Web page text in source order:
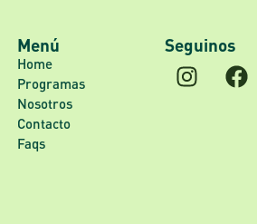
Menú
Home
Programas
Nosotros
Contacto
Faqs
Seguinos